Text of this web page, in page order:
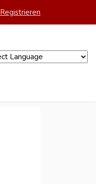
Registrieren